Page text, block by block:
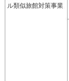
ル類似旅館対策事業